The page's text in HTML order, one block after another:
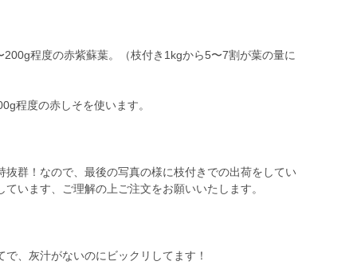
程度の赤紫蘇葉。（枝付き1kgから5〜7割が葉の量に
程度の赤しそを使います。
抜群！なので、最後の写真の様に枝付きでの出荷をしてい
います、ご理解の上ご注文をお願いいたします。
、灰汁がないのにビックリしてます！